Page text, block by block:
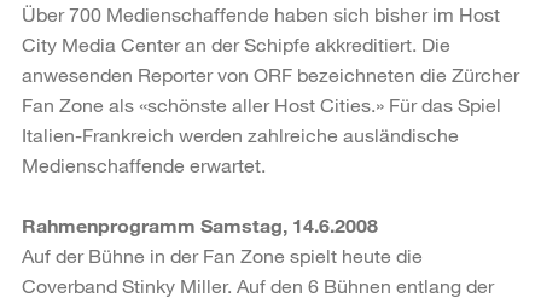
Über 700 Medienschaffende haben sich bisher im Host
City Media Center an der Schipfe akkreditiert. Die
anwesenden Reporter von ORF bezeichneten die Zürcher
Fan Zone als «schönste aller Host Cities.» Für das Spiel
Italien-Frankreich werden zahlreiche ausländische
Medienschaffende erwartet.
Rahmenprogramm Samstag, 14.6.2008
Auf der Bühne in der Fan Zone spielt heute die
Coverband Stinky Miller. Auf den 6 Bühnen entlang der